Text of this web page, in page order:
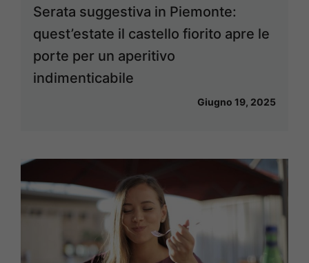
Serata suggestiva in Piemonte:
quest’estate il castello fiorito apre le
porte per un aperitivo
indimenticabile
Giugno 19, 2025